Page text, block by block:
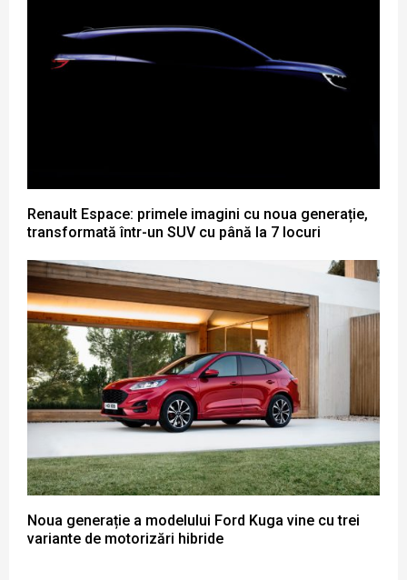
Renault Espace: primele imagini cu noua generație,
transformată într-un SUV cu până la 7 locuri
Noua generație a modelului Ford Kuga vine cu trei
variante de motorizări hibride